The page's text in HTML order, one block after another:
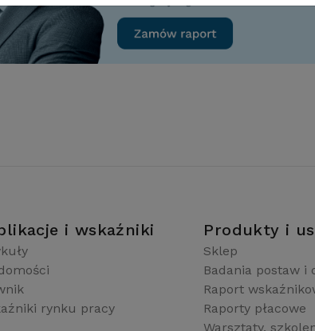
i wskaźniki
rynku pracy
Produkty i
Sklep
Badania postaw i
Raport
Raporty płacowe
Warsztaty,